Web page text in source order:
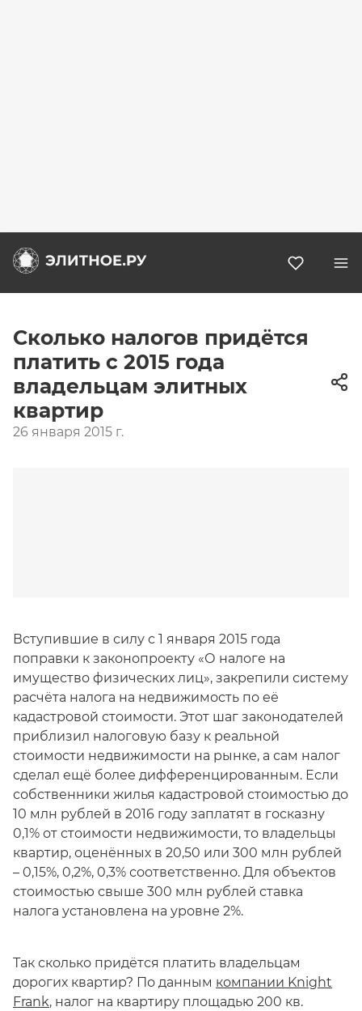
Сколько налогов придётся
платить с 2015 года
владельцам элитных
квартир
26 января 2015 г.
Вступившие в силу с 1 января 2015 года
поправки к законопроекту «О налоге на
имущество физических лиц», закрепили систему
расчёта налога на недвижимость по её
кадастровой стоимости. Этот шаг законодателей
приблизил налоговую базу к реальной
стоимости недвижимости на рынке, а сам налог
сделал ещё более дифференцированным. Если
собственники жилья кадастровой стоимостью до
10 млн рублей в 2016 году заплатят в госказну
0,1% от стоимости недвижимости, то владельцы
квартир, оценённых в 20,50 или 300 млн рублей
– 0,15%, 0,2%, 0,3% соответственно. Для объектов
стоимостью свыше 300 млн рублей ставка
налога установлена на уровне 2%.
Так сколько придётся платить владельцам
дорогих квартир? По данным компании Knight
Frank, налог на квартиру площадью 200 кв.